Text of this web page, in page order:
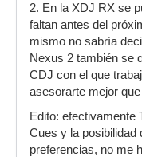
2. En la XDJ RX se
faltan antes del
mismo no sabría
Nexus 2 también se
CDJ con el que
asesorarte mejor
Edito: efectivamente
Cues y la posibilidad
preferencias, no me